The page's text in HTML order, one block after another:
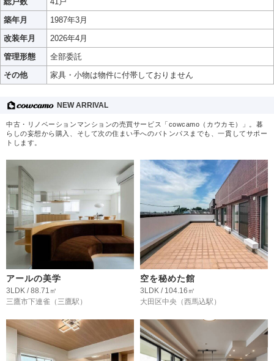
築年月
1987年3月
改装年月
2026年4月
管理形態
全部委託
その他
家具・小物は物件に付帯しておりません
NEW ARRIVAL
中古・リノベーションマンションの売買サービス「cowcamo（カウカモ）」。暮
らしの妄想から購入、そして次の住まい手へのバトンパスまでも、一貫してサポー
トします。
アールの美学
3LDK / 88.71㎡
三鷹市下連雀 （三鷹駅）
空を秘めた館
3LDK / 104.16㎡
大田区中央 （西馬込駅）